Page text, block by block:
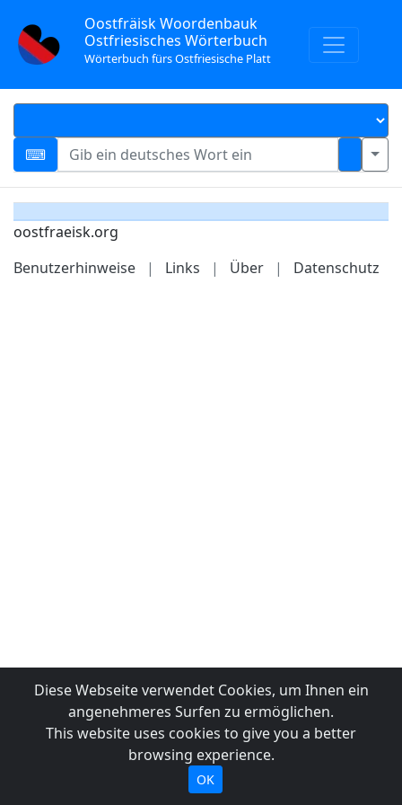
Oostfräisk Woordenbauk
Ostfriesisches Wörterbuch
Wörterbuch fürs Ostfriesische Platt
oostfraeisk.org
Benutzerhinweise
| Links | Über | Datenschutz
Diese Webseite verwendet Cookies, um Ihnen ein
angenehmeres Surfen zu ermöglichen.
This website uses cookies to give you a better
browsing experience.
OK